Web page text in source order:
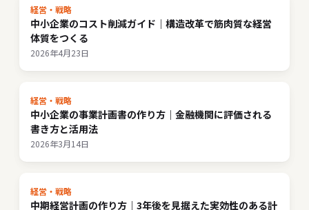
経営・戦略
中小企業のコスト削減ガイド｜構造改革で筋肉質な経営
体質をつくる
2026年4月23日
経営・戦略
中小企業の事業計画書の作り方｜金融機関に評価される
書き方と活用法
2026年3月14日
経営・戦略
中期経営計画の作り方｜3年後を見据えた実効性のある計